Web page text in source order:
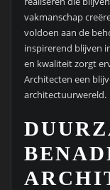
vakmanschap
voldoen aan de
inspirerend blijven
en kwaliteit zorgt
Architecten een
architectuurwereld.